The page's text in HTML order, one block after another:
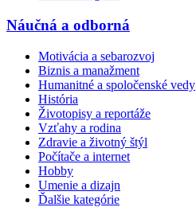
Náučná a odborná
Motivácia a sebarozvoj
Biznis a manažment
Humanitné a spoločenské vedy
História
Životopisy a reportáže
Vzťahy a rodina
Zdravie a životný štýl
Počítače a internet
Hobby
Umenie a dizajn
Ďalšie kategórie